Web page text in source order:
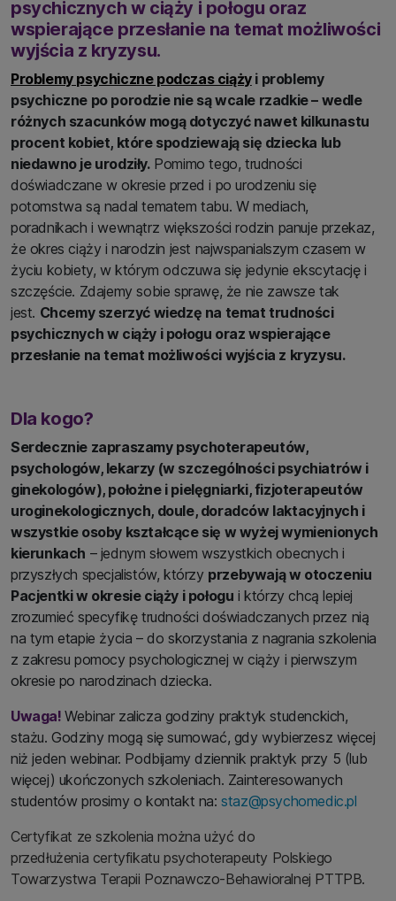
psychicznych w ciąży i połogu oraz
wspierające przesłanie na temat możliwości
wyjścia z kryzysu.
Problemy psychiczne podczas ciążyi problemy
psychiczne po porodzie nie są wcale rzadkie – wedle
różnych szacunków mogą dotyczyć nawet kilkunastu
procent kobiet, które spodziewają się dziecka lub
niedawno je urodziły.Pomimo tego, trudności
doświadczane w okresie przed i po urodzeniu się
potomstwa są nadal tematem tabu. W mediach,
poradnikach i wewnątrz większości rodzin panuje przekaz,
że okres ciąży i narodzin jest najwspanialszym czasem w
życiu kobiety, w którym odczuwa się jedynie ekscytację i
szczęście. Zdajemy sobie sprawę, że nie zawsze tak
jest. Chcemy szerzyć wiedzę na temat trudności
psychicznych w ciąży i połogu oraz wspierające
przesłanie na temat możliwości wyjścia z kryzysu.
Dla kogo?
Serdecznie zapraszamy psychoterapeutów,
psychologów, lekarzy (w szczególności psychiatrów i
ginekologów), położne i pielęgniarki, fizjoterapeutów
uroginekologicznych, doule, doradców laktacyjnych i
wszystkie osoby kształcące się w wyżej wymienionych
kierunkach – jednym słowem wszystkich obecnych i
przyszłych specjalistów, którzy przebywają w otoczeniu
Pacjentki w okresie ciąży i połogu i którzy chcą lepiej
zrozumieć specyfikę trudności doświadczanych przez nią
na tym etapie życia – do skorzystania z nagrania szkolenia
z zakresu pomocy psychologicznej w ciąży i pierwszym
okresie po narodzinach dziecka.
Uwaga!Webinar zalicza godziny praktyk studenckich,
stażu. Godziny mogą się sumować, gdy wybierzesz więcej
niż jeden webinar. Podbijamy dziennik praktyk przy 5 (lub
więcej) ukończonych szkoleniach. Zainteresowanych
studentów prosimy o kontakt na:staz@psychomedic.pl
Certyfikat ze szkolenia można użyć do
przedłużenia certyfikatu psychoterapeuty Polskiego
Towarzystwa Terapii Poznawczo-Behawioralnej PTTPB.